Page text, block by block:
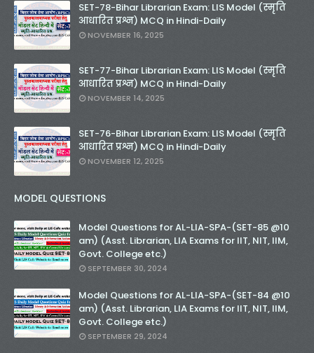
SET-78-Bihar Librarian Exam: LIS Model (स्मृति
आधारित प्रश्न) MCQ in Hindi-Daily
NOVEMBER 16, 2025
SET-77-Bihar Librarian Exam: LIS Model (स्मृति
आधारित प्रश्न) MCQ in Hindi-Daily
NOVEMBER 14, 2025
SET-76-Bihar Librarian Exam: LIS Model (स्मृति
आधारित प्रश्न) MCQ in Hindi-Daily
NOVEMBER 12, 2025
MODEL QUESTIONS
Model Questions for AL-LIA-SPA-(SET-85 @10
am) (Asst. Librarian, LIA Exams for IIT, NIT, IIM,
Govt. College etc.)
SEPTEMBER 30, 2024
Model Questions for AL-LIA-SPA-(SET-84 @10
am) (Asst. Librarian, LIA Exams for IIT, NIT, IIM,
Govt. College etc.)
SEPTEMBER 29, 2024